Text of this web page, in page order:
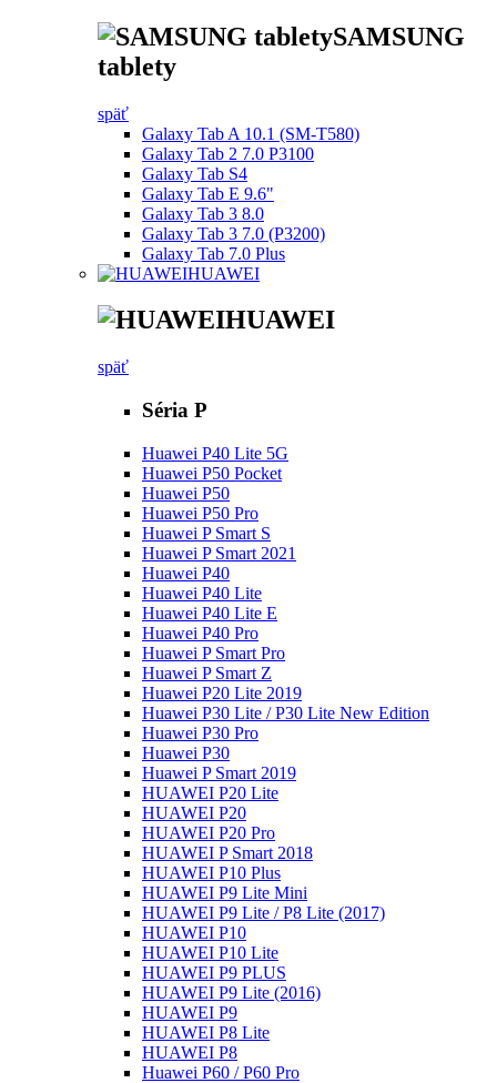
SAMSUNG
tablety
späť
Galaxy Tab A 10.1 (SM-T580)
Galaxy Tab 2 7.0 P3100
Galaxy Tab S4
Galaxy Tab E 9.6"
Galaxy Tab 3 8.0
Galaxy Tab 3 7.0 (P3200)
Galaxy Tab 7.0 Plus
HUAWEI
HUAWEI
späť
Séria P
Huawei P40 Lite 5G
Huawei P50 Pocket
Huawei P50
Huawei P50 Pro
Huawei P Smart S
Huawei P Smart 2021
Huawei P40
Huawei P40 Lite
Huawei P40 Lite E
Huawei P40 Pro
Huawei P Smart Pro
Huawei P Smart Z
Huawei P20 Lite 2019
Huawei P30 Lite / P30 Lite New Edition
Huawei P30 Pro
Huawei P30
Huawei P Smart 2019
HUAWEI P20 Lite
HUAWEI P20
HUAWEI P20 Pro
HUAWEI P Smart 2018
HUAWEI P10 Plus
HUAWEI P9 Lite Mini
HUAWEI P9 Lite / P8 Lite (2017)
HUAWEI P10
HUAWEI P10 Lite
HUAWEI P9 PLUS
HUAWEI P9 Lite (2016)
HUAWEI P9
HUAWEI P8 Lite
HUAWEI P8
Huawei P60 / P60 Pro